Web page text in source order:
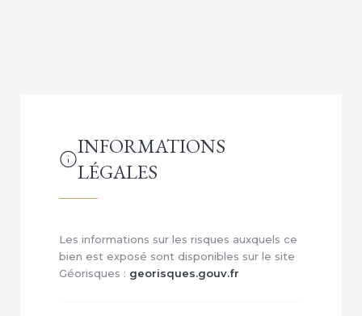
INFORMATIONS
LÉGALES
Les informations sur les risques auxquels ce
bien est exposé sont disponibles sur le site
Géorisques : georisques.gouv.fr